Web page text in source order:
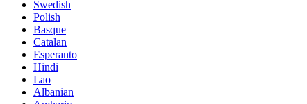
Swedish
Polish
Basque
Catalan
Esperanto
Hindi
Lao
Albanian